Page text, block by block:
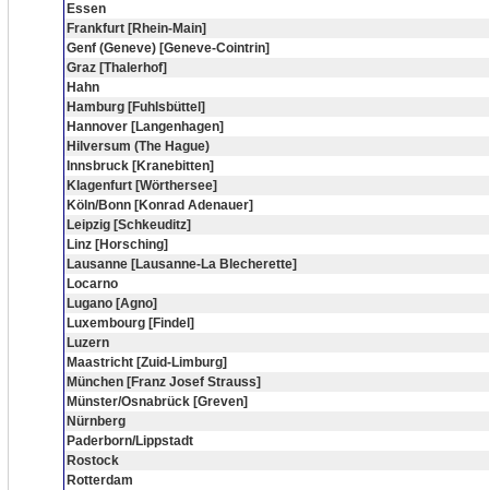
Essen
Frankfurt [Rhein-Main]
Genf (Geneve) [Geneve-Cointrin]
Graz [Thalerhof]
Hahn
Hamburg [Fuhlsbüttel]
Hannover [Langenhagen]
Hilversum (The Hague)
Innsbruck [Kranebitten]
Klagenfurt [Wörthersee]
Köln/Bonn [Konrad Adenauer]
Leipzig [Schkeuditz]
Linz [Horsching]
Lausanne [Lausanne-La Blecherette]
Locarno
Lugano [Agno]
Luxembourg [Findel]
Luzern
Maastricht [Zuid-Limburg]
München [Franz Josef Strauss]
Münster/Osnabrück [Greven]
Nürnberg
Paderborn/Lippstadt
Rostock
Rotterdam